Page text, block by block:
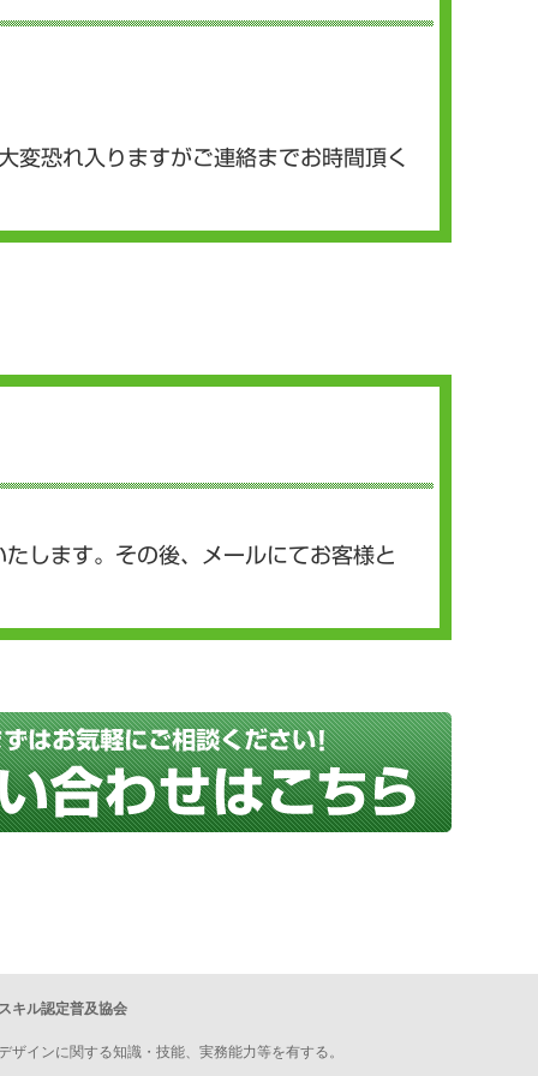
恐れ入りますがご連絡までお時間頂く
します。その後、メールにてお客様と
キル認定普及協会
ザインに関する知識・技能、実務能力等を有する。